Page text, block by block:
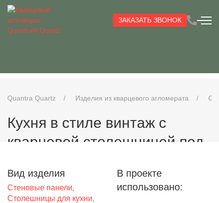
ЗАКАЗАТЬ ЗВОНОК
Quantra Quartz Изделия из кварцевого агломерата
Кухня в стиле винтаж с
кварцевой столешницей под
Вид изделия
Стеновые панели
Столешницы для кухни
В проекте
использовано: